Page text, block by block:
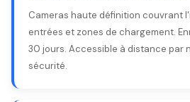
Cameras haute définition couvrant
entrées et zones de chargement.
30 jours. Accessible à distance par
sécurité.